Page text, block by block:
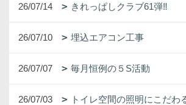
26/07/14 きれっぱしクラブ61弾‼
26/07/10 埋込エアコン工事
26/07/07 毎月恒例の５S活動
26/07/03 トイレ空間の照明にこだわ